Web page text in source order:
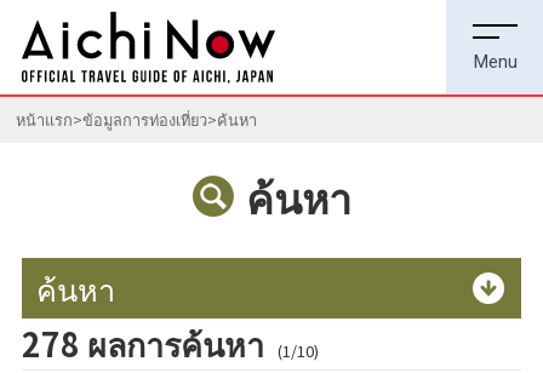
หน้าแรก ข้อมูลการท่องเที่ยว ค้นหา
ค้นหา
ค้นหา
278 ผลการค้นหา (1/10)